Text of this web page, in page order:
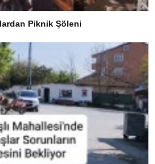
Piknik Şöleni